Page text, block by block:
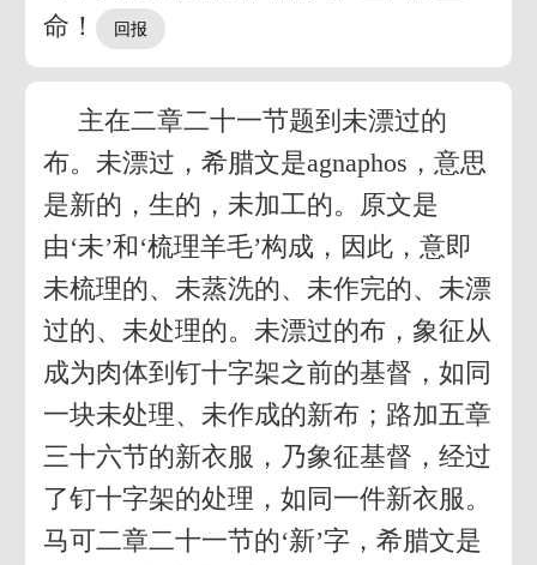
命！
主在二章二十一节题到未漂过的
布。未漂过，希腊文是agnaphos，意思
是新的，生的，未加工的。原文是
由‘未’和‘梳理羊毛’构成，因此，意即
未梳理的、未蒸洗的、未作完的、未漂
过的、未处理的。未漂过的布，象征从
成为肉体到钉十字架之前的基督，如同
一块未处理、未作成的新布；路加五章
三十六节的新衣服，乃象征基督，经过
了钉十字架的处理，如同一件新衣服。
马可二章二十一节的‘新’字，希腊文是